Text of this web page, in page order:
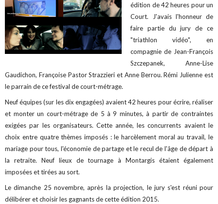
édition de 42 heures pour un
Court. J'avais l'honneur de
faire partie du jury de ce
"triathlon vidéo", en
compagnie de Jean-François
Szczepanek, Anne-Lise
Gaudichon, Françoise Pastor Strazzieri et Anne Berrou. Rémi Julienne est
le parrain de ce festival de court-métrage.
Neuf équipes (sur les dix engagées) avaient 42 heures pour écrire, réaliser
et monter un court-métrage de 5 à 9 minutes, à partir de contraintes
exigées par les organisateurs. Cette année, les concurrents avaient le
choix entre quatre thèmes imposés : le harcèlement moral au travail, le
mariage pour tous, l'économie de partage et le recul de l'âge de départ à
la retraite. Neuf lieux de tournage à Montargis étaient également
imposées et tirées au sort.
Le dimanche 25 novembre, après la projection, le jury s'est réuni pour
délibérer et choisir les gagnants de cette édition 2015.